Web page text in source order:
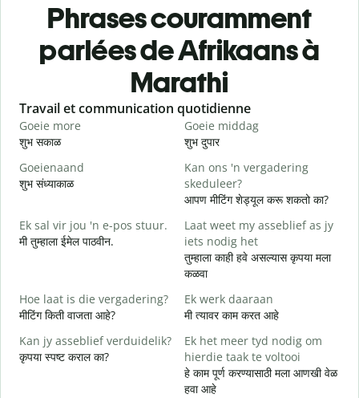
Phrases couramment
parlées de Afrikaans à
Marathi
Slide 1 of 6
Travail et communication quotidienne
Goeie more
शुभ सकाळ
Goeie middag
शुभ दुपार
Goeienaand
शुभ संध्याकाळ
Kan ons 'n vergadering
skeduleer?
आपण मीटिंग शेड्यूल करू शकतो का?
Ek sal vir jou 'n e-pos stuur.
मी तुम्हाला ईमेल पाठवीन.
Laat weet my asseblief as jy
iets nodig het
तुम्हाला काही हवे असल्यास कृपया मला
कळवा
Hoe laat is die vergadering?
मीटिंग किती वाजता आहे?
Ek werk daaraan
मी त्यावर काम करत आहे
Kan jy asseblief verduidelik?
कृपया स्पष्ट कराल का?
Ek het meer tyd nodig om
hierdie taak te voltooi
हे काम पूर्ण करण्यासाठी मला आणखी वेळ
हवा आहे